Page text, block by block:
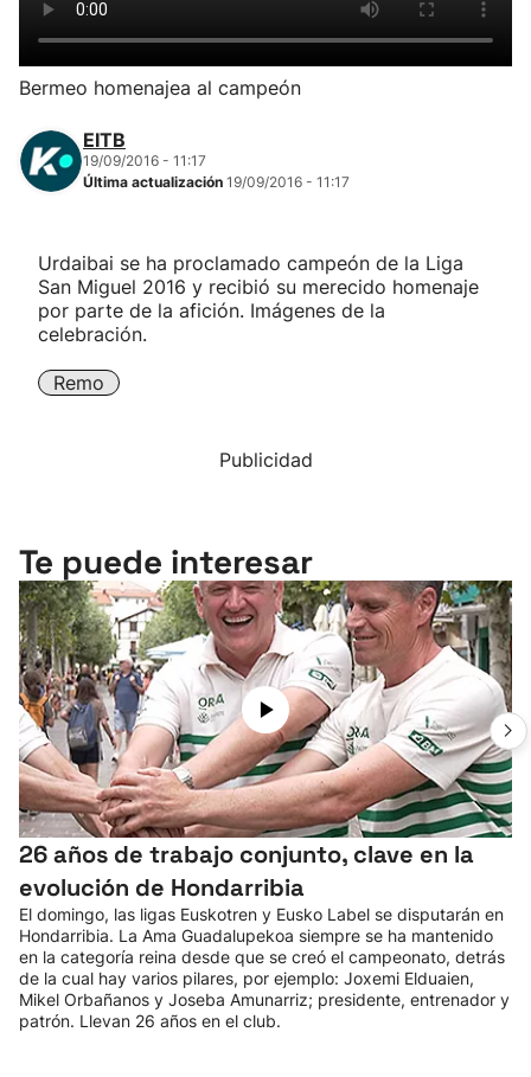
Herri-kirolak
Balonmano
Kirolak 360
Carreras de montaña
Bermeo homenajea al campeón
EITB
19/09/2016 - 11:17
Última actualización 19/09/2016 - 11:17
Urdaibai se ha proclamado campeón de la Liga
San Miguel 2016 y recibió su merecido homenaje
por parte de la afición. Imágenes de la
celebración.
Remo
Publicidad
Te puede interesar
26 años de trabajo conjunto, clave en la
evolución de Hondarribia
El domingo, las ligas Euskotren y Eusko Label se disputarán en
Hondarribia. La Ama Guadalupekoa siempre se ha mantenido
en la categoría reina desde que se creó el campeonato, detrás
de la cual hay varios pilares, por ejemplo: Joxemi Elduaien,
Mikel Orbañanos y Joseba Amunarriz; presidente, entrenador y
patrón. Llevan 26 años en el club.